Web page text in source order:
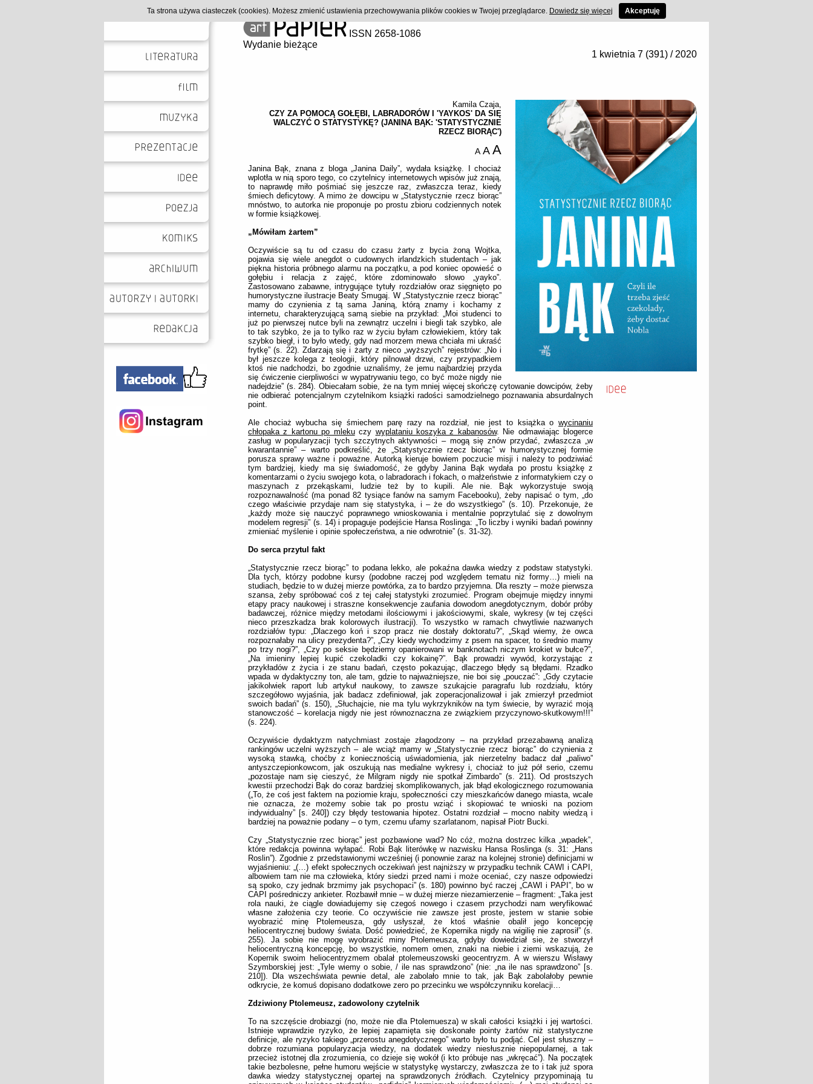
ISSN 2658-1086
Wydanie bieżące
1 kwietnia 7 (391) / 2020
Kamila Czaja,
CZY ZA POMOCĄ GOŁĘBI, LABRADORÓW I 'YAYKOS' DA SIĘ
WALCZYĆ O STATYSTYKĘ? (JANINA BĄK: 'STATYSTYCZNIE
RZECZ BIORĄC')
A A A
Janina Bąk, znana z bloga „Janina Daily”, wydała książkę. I chociaż
wplotła w nią sporo tego, co czytelnicy internetowych wpisów już znają,
to naprawdę miło pośmiać się jeszcze raz, zwłaszcza teraz, kiedy
śmiech deficytowy. A mimo że dowcipu w „Statystycznie rzecz biorąc”
mnóstwo, to autorka nie proponuje po prostu zbioru codziennych notek
w formie książkowej.
„Mówiłam żartem”
Oczywiście są tu od czasu do czasu żarty z bycia żoną Wojtka,
pojawia się wiele anegdot o cudownych irlandzkich studentach – jak
piękna historia próbnego alarmu na początku, a pod koniec opowieść o
gołębiu i relacja z zajęć, które zdominowało słowo „yayko”.
Zastosowano zabawne, intrygujące tytuły rozdziałów oraz sięgnięto po
humorystyczne ilustracje Beaty Smugaj. W „Statystycznie rzecz biorąc”
mamy do czynienia z tą sama Janiną, którą znamy i kochamy z
internetu, charakteryzującą samą siebie na przykład: „Moi studenci to
już po pierwszej nutce byli na zewnątrz uczelni i biegli tak szybko, ale
to tak szybko, że ja to tylko raz w życiu byłam człowiekiem, który tak
szybko biegł, i to było wtedy, gdy nad morzem mewa chciała mi ukraść
frytkę” (s. 22). Zdarzają się i żarty z nieco „wyższych” rejestrów: „No i
był jeszcze kolega z teologii, który pilnował drzwi, czy przypadkiem
ktoś nie nadchodzi, bo zgodnie uznaliśmy, że jemu najbardziej przyda
się ćwiczenie cierpliwości w wypatrywaniu tego, co być może nigdy nie
nadejdzie” (s. 284). Obiecałam sobie, że na tym mniej więcej skończę cytowanie dowcipów, żeby
nie odbierać potencjalnym czytelnikom książki radości samodzielnego poznawania absurdalnych
point.
Ale chociaż wybucha się śmiechem parę razy na rozdział, nie jest to książka o wycinaniu
chłopaka z kartonu po mlekuczy wyplataniu koszyka z kabanosów. Nie odmawiając blogerce
zasług w popularyzacji tych szczytnych aktywności – mogą się znów przydać, zwłaszcza „w
kwarantannie” – warto podkreślić, że „Statystycznie rzecz biorąc” w humorystycznej formie
porusza sprawy ważne i poważne. Autorką kieruje bowiem poczucie misji i należy to podziwiać
tym bardziej, kiedy ma się świadomość, że gdyby Janina Bąk wydała po prostu książkę z
komentarzami o życiu swojego kota, o labradorach i fokach, o małżeństwie z informatykiem czy o
maszynach z przekąskami, ludzie też by to kupili. Ale nie. Bąk wykorzystuje swoją
rozpoznawalność (ma ponad 82 tysiące fanów na samym Facebooku), żeby napisać o tym, „do
czego właściwie przydaje nam się statystyka, i – że do wszystkiego” (s. 10). Przekonuje, że
„każdy może się nauczyć poprawnego wnioskowania i mentalnie poprzytulać się z dowolnym
modelem regresji” (s. 14) i propaguje podejście Hansa Roslinga: „To liczby i wyniki badań powinny
zmieniać myślenie i opinie społeczeństwa, a nie odwrotnie” (s. 31-32).
Do serca przytul fakt
„Statystycznie rzecz biorąc” to podana lekko, ale pokaźna dawka wiedzy z podstaw statystyki.
Dla tych, którzy podobne kursy (podobne raczej pod względem tematu niż formy…) mieli na
studiach, będzie to w dużej mierze powtórka, za to bardzo przyjemna. Dla reszty – może pierwsza
szansa, żeby spróbować coś z tej całej statystyki zrozumieć. Program obejmuje między innymi
etapy pracy naukowej i straszne konsekwencje zaufania dowodom anegdotycznym, dobór próby
badawczej, różnice między metodami ilościowymi i jakościowymi, skale, wykresy (w tej części
nieco przeszkadza brak kolorowych ilustracji). To wszystko w ramach chwytliwie nazwanych
rozdziałów typu: „Dlaczego koń i szop pracz nie dostały doktoratu?”, „Skąd wiemy, że owca
rozpoznałaby na ulicy prezydenta?”, „Czy kiedy wychodzimy z psem na spacer, to średnio mamy
po trzy nogi?”, „Czy po seksie będziemy opanierowani w banknotach niczym krokiet w bułce?”,
„Na imieniny lepiej kupić czekoladki czy kokainę?”. Bąk prowadzi wywód, korzystając z
przykładów z życia i ze stanu badań, często pokazując, dlaczego błędy są błędami. Rzadko
wpada w dydaktyczny ton, ale tam, gdzie to najważniejsze, nie boi się „pouczać”: „Gdy czytacie
jakikolwiek raport lub artykuł naukowy, to zawsze szukajcie paragrafu lub rozdziału, który
szczegółowo wyjaśnia, jak badacz zdefiniował, jak zoperacjonalizował i jak zmierzył przedmiot
swoich badań” (s. 150), „Słuchajcie, nie ma tylu wykrzykników na tym świecie, by wyrazić moją
stanowczość – korelacja nigdy nie jest równoznaczna ze związkiem przyczynowo-skutkowym!!!”
(s. 224).
Oczywiście dydaktyzm natychmiast zostaje złagodzony – na przykład przezabawną analizą
rankingów uczelni wyższych – ale wciąż mamy w „Statystycznie rzecz biorąc” do czynienia z
wysoką stawką, choćby z koniecznością uświadomienia, jak nierzetelny badacz dał „paliwo”
antyszczepionkowcom, jak oszukują nas medialne wykresy i, chociaż to już pół serio, czemu
„pozostaje nam się cieszyć, że Milgram nigdy nie spotkał Zimbardo” (s. 211). Od prostszych
kwestii przechodzi Bąk do coraz bardziej skomplikowanych, jak błąd ekologicznego rozumowania
(„To, że coś jest faktem na poziomie kraju, społeczności czy mieszkańców danego miasta, wcale
nie oznacza, że możemy sobie tak po prostu wziąć i skopiować te wnioski na poziom
indywidualny” [s. 240]) czy błędy testowania hipotez. Ostatni rozdział – mocno nabity wiedzą i
bardziej na poważnie podany – o tym, czemu ufamy szarlatanom, napisał Piotr Bucki.
Czy „Statystycznie rzec biorąc” jest pozbawione wad? No cóż, można dostrzec kilka „wpadek”,
które redakcja powinna wyłapać. Robi Bąk literówkę w nazwisku Hansa Roslinga (s. 31: „Hans
Roslin”). Zgodnie z przedstawionymi wcześniej (i ponownie zaraz na kolejnej stronie) definicjami w
wyjaśnieniu: „(…) efekt społecznych oczekiwań jest najniższy w przypadku technik CAWI i CAPI,
albowiem tam nie ma człowieka, który siedzi przed nami i może oceniać, czy nasze odpowiedzi
są spoko, czy jednak brzmimy jak psychopaci” (s. 180) powinno być raczej „CAWI i PAPI”, bo w
CAPI pośredniczy ankieter. Rozbawił mnie – w dużej mierze niezamierzenie – fragment: „Taka jest
rola nauki, że ciągle dowiadujemy się czegoś nowego i czasem przychodzi nam weryfikować
własne założenia czy teorie. Co oczywiście nie zawsze jest proste, jestem w stanie sobie
wyobrazić minę Ptolemeusza, gdy usłyszał, że ktoś właśnie obalił jego koncepcję
heliocentrycznej budowy świata. Dość powiedzieć, że Kopernika nigdy na wigilię nie zaprosił” (s.
255). Ja sobie nie mogę wyobrazić miny Ptolemeusza, gdyby dowiedział sie, że stworzył
heliocentryczną koncepcję, bo wszystkie, nomem omen, znaki na niebie i ziemi wskazują, że
Kopernik swoim heliocentryzmem obalał ptolemeuszowski geocentryzm. A w wierszu Wisławy
Szymborskiej jest: „Tyle wiemy o sobie, / ile nas sprawdzono” (nie: „na ile nas sprawdzono” [s.
210]). Dla wszechświata pewnie detal, ale zabolało mnie to tak, jak Bąk zabolałoby pewnie
odkrycie, że komuś dopisano dodatkowe zero po przecinku we współczynniku korelacji…
Zdziwiony Ptolemeusz, zadowolony czytelnik
To na szczęście drobiazgi (no, może nie dla Ptolemuesza) w skali całości książki i jej wartości.
Istnieje wprawdzie ryzyko, że lepiej zapamięta się doskonałe pointy żartów niż statystyczne
definicje, ale ryzyko takiego „przerostu anegdotycznego” warto było tu podjąć. Cel jest słuszny –
dobrze rozumiana popularyzacja wiedzy, na dodatek wiedzy niesłusznie niepopularnej, a tak
przecież istotnej dla zrozumienia, co dzieje się wokół (i kto próbuje nas „wkręcać”). Na początek
takie bezbolesne, pełne humoru wejście w statystykę wystarczy, zwłaszcza że to i tak już spora
dawka wiedzy statystycznej opartej na sprawdzonych źródłach. Czytelnicy przypominają tu
Ta strona używa ciasteczek (cookies). Możesz zmienić ustawienia przechowywania plików cookies w Twojej przeglądarce. Dowiedz się więcej Akceptuję